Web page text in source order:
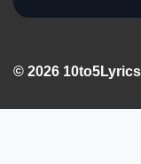
© 2026